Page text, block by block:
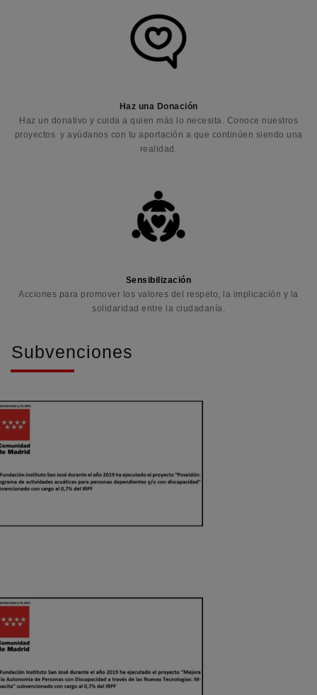
Haz una Donación
Haz un donativo y cuida a quien más lo necesita. Conoce nuestros
proyectos y ayúdanos con tu aportación a que continúen siendo una
realidad.
Sensibilización
Acciones para promover los valores del respeto, la implicación y la
solidaridad entre la ciudadanía.
Subvenciones